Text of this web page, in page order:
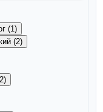
(1)
(2)